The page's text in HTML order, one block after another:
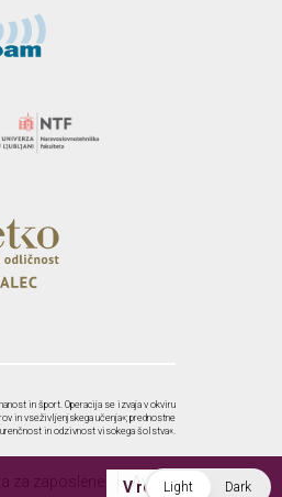
in šport. Operacija se izvaja v okviru
in vseživljenjskega učenja«; prednostne
in odzivnost visokega šolstva«.
za zaposlene AvtorjiLight Dark
V redu